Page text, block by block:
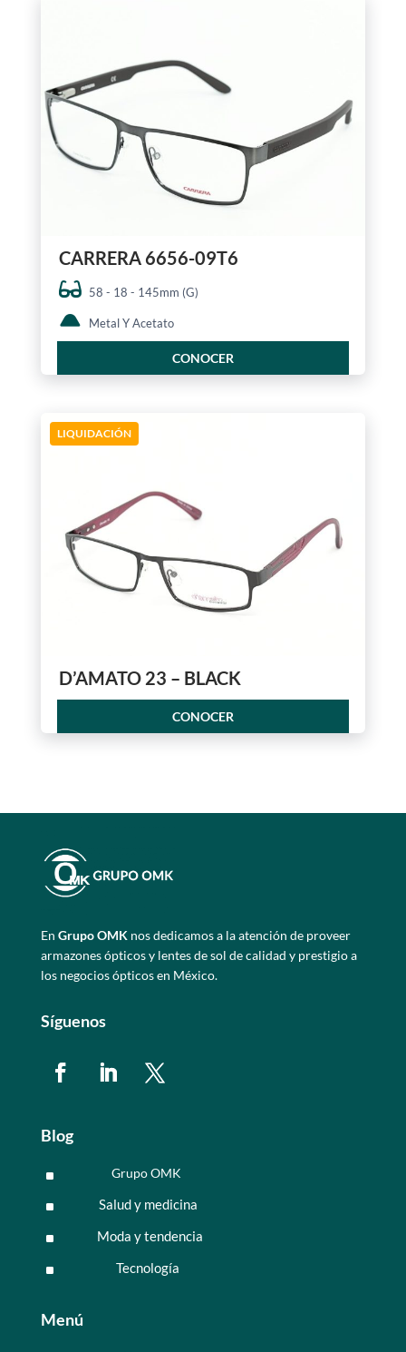
CARRERA 6656-09T6
58 - 18 - 145mm (G)
Metal Y Acetato
CONOCER
LIQUIDACIÓN
D’AMATO 23 – BLACK
CONOCER
En Grupo OMKnos dedicamos a la atención de proveer
armazones ópticos y lentes de sol de calidad y prestigio a
los negocios ópticos en México.
Síguenos
Blog
^ Grupo OMK
^ Salud y medicina
^ Moda y tendencia
^ Tecnología
Menú